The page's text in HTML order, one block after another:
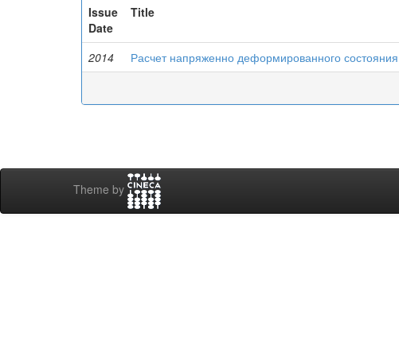
Issue
Date
Title
2014 Расчет напряженно деформированного состояния
Theme by